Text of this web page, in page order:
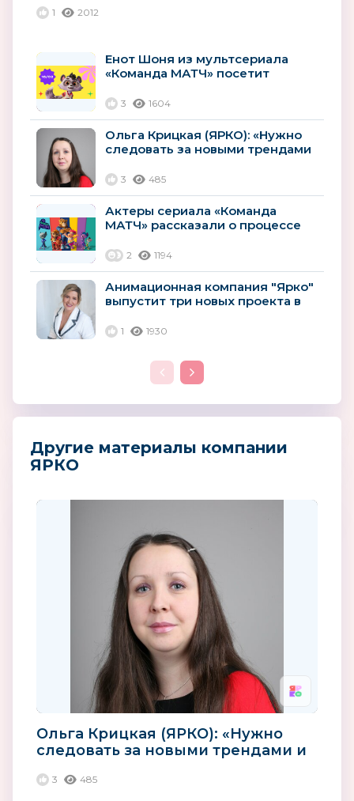
1 2012
Енот Шоня из мультсериала
«Команда МАТЧ» посетит
Единой...
3 1604
Ольга Крицкая (ЯРКО): «Нужно
следовать за новыми трендами
3 485
Актеры сериала «Команда
МАТЧ» рассказали о процессе
2 1194
Анимационная компания "Ярко"
выпустит три новых проекта в
1 1930
Другие материалы компании
ЯРКО
Ольга Крицкая (ЯРКО): «Нужно
следовать за новыми трендами и
3 485